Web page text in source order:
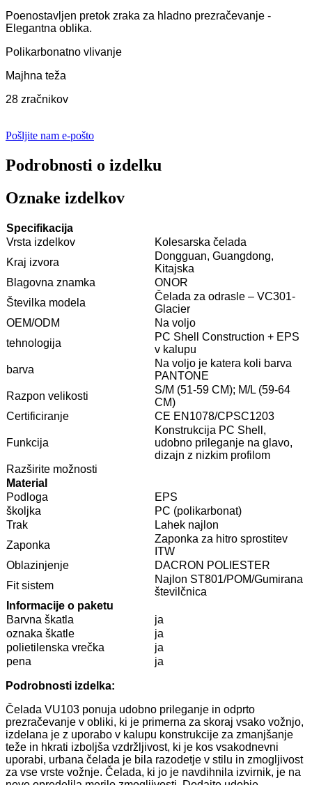
Poenostavljen pretok zraka za hladno prezračevanje -
Elegantna oblika.
Polikarbonatno vlivanje
Majhna teža
28 zračnikov
Pošljite nam e-pošto
Podrobnosti o izdelku
Oznake izdelkov
Specifikacija
Vrsta izdelkov
Kolesarska čelada
Kraj izvora
Dongguan, Guangdong,
Kitajska
Blagovna znamka
ONOR
Številka modela
Čelada za odrasle – VC301-
Glacier
OEM/ODM
Na voljo
tehnologija
PC Shell Construction + EPS
v kalupu
barva
Na voljo je katera koli barva
PANTONE
Razpon velikosti
S/M (51-59 CM); M/L (59-64
CM)
Certificiranje
CE EN1078/CPSC1203
Funkcija
Konstrukcija PC Shell,
udobno prileganje na glavo,
dizajn z nizkim profilom
Razširite možnosti
Material
Podloga
EPS
školjka
PC (polikarbonat)
Trak
Lahek najlon
Zaponka
Zaponka za hitro sprostitev
ITW
Oblazinjenje
DACRON POLIESTER
Fit sistem
Najlon ST801/POM/Gumirana
številčnica
Informacije o paketu
Barvna škatla
ja
oznaka škatle
ja
polietilenska vrečka
ja
pena
ja
Podrobnosti izdelka:
Čelada VU103 ponuja udobno prileganje in odprto
prezračevanje v obliki, ki je primerna za skoraj vsako vožnjo,
izdelana je z uporabo v kalupu konstrukcije za zmanjšanje
teže in hkrati izboljša vzdržljivost, ki je kos vsakodnevni
uporabi, urbana čelada je bila razodetje v stilu in zmogljivost
za vse vrste vožnje. Čelada, ki jo je navdihnila izvirnik, je na